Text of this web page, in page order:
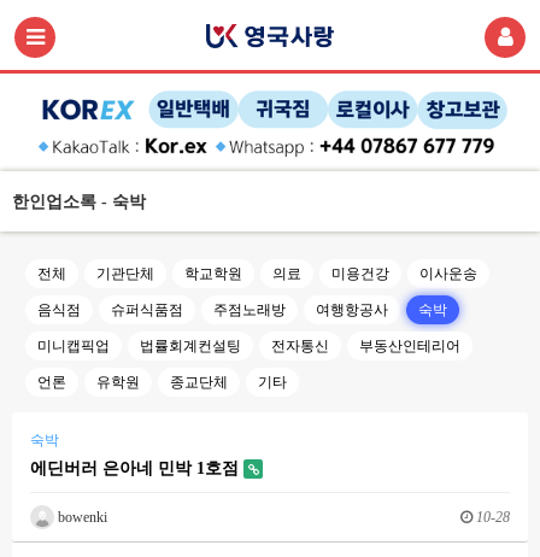
한인업소록 - 숙박
전체 기관단체 학교학원 의료 미용건강 이사운송
음식점 슈퍼식품점 주점노래방 여행항공사 숙박
미니캡픽업 법률회계컨설팅 전자통신 부동산인테리어
언론 유학원 종교단체 기타
숙박
에딘버러 은아네 민박 1호점
bowenki 10-28